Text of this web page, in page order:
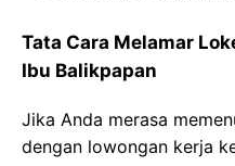
Tata Cara Melamar
Ibu Balikpapan
Jika Anda merasa
dengan lowongan kerja